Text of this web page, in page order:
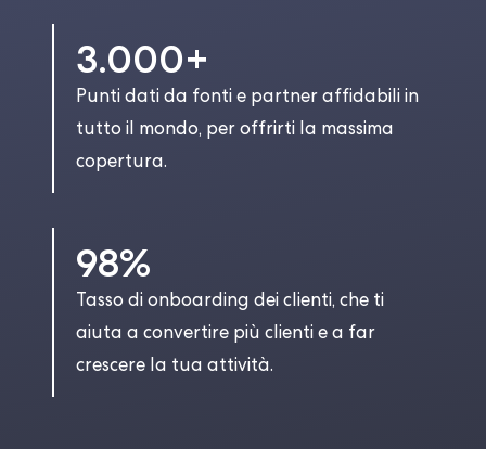
3.000+
Punti dati da fonti e partner affidabili in
tutto il mondo, per offrirti la massima
copertura.
98%
Tasso di onboarding dei clienti, che ti
aiuta a convertire più clienti e a far
crescere la tua attività.